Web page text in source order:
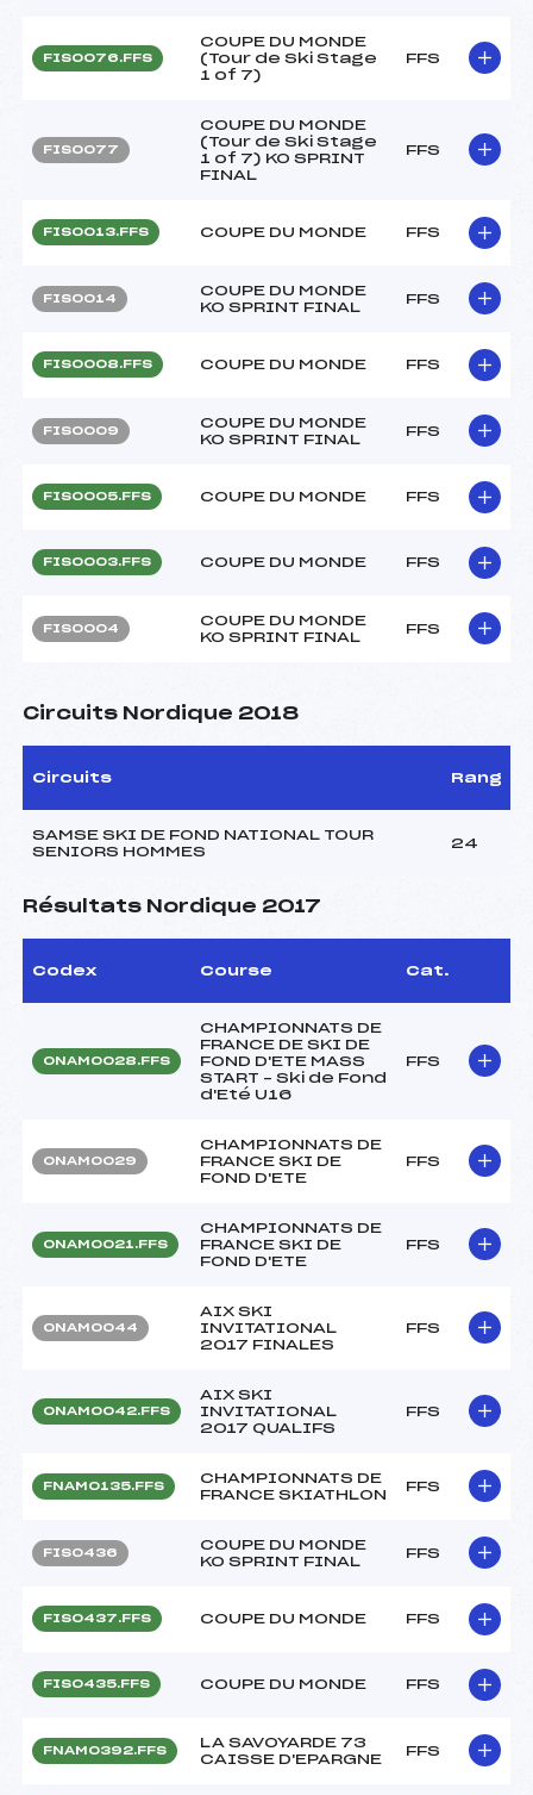
FIS0076.FFS
COUPE DU MONDE
(Tour de Ski Stage
1 of 7)
FFS
FIS0077
COUPE DU MONDE
(Tour de Ski Stage
1 of 7) KO SPRINT
FINAL
FFS
FIS0013.FFS COUPE DU MONDE FFS
FIS0014
COUPE DU MONDE
KO SPRINT FINAL
FFS
FIS0008.FFS COUPE DU MONDE FFS
FIS0009
COUPE DU MONDE
KO SPRINT FINAL
FFS
FIS0005.FFS COUPE DU MONDE FFS
FIS0003.FFS COUPE DU MONDE FFS
FIS0004
COUPE DU MONDE
KO SPRINT FINAL
FFS
Circuits Nordique 2018
Circuits Rang
SAMSE SKI DE FOND NATIONAL TOUR
SENIORS HOMMES
24
Résultats Nordique 2017
Codex Course Cat.
ONAM0028.FFS
CHAMPIONNATS DE
FRANCE DE SKI DE
FOND D'ETE MASS
START – Ski de Fond
d'Eté U16
FFS
ONAM0029
CHAMPIONNATS DE
FRANCE SKI DE
FOND D'ETE
FFS
ONAM0021.FFS
CHAMPIONNATS DE
FRANCE SKI DE
FOND D'ETE
FFS
ONAM0044
AIX SKI
INVITATIONAL
2017 FINALES
FFS
ONAM0042.FFS
AIX SKI
INVITATIONAL
2017 QUALIFS
FFS
FNAM0135.FFS
CHAMPIONNATS DE
FRANCE SKIATHLON
FFS
FIS0436
COUPE DU MONDE
KO SPRINT FINAL
FFS
FIS0437.FFS COUPE DU MONDE FFS
FIS0435.FFS COUPE DU MONDE FFS
FNAM0392.FFS
LA SAVOYARDE 73
CAISSE D'EPARGNE
FFS